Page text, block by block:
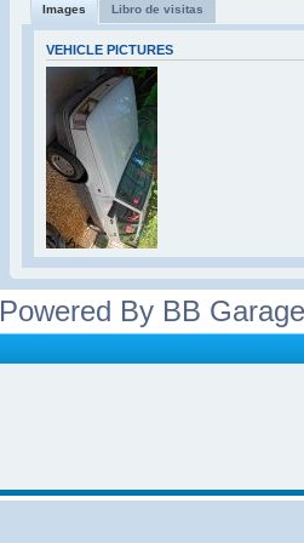
Images Libro de visitas
VEHICLE PICTURES
Powered By BB